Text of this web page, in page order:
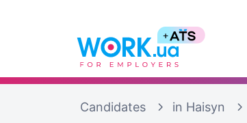
Candidates in Haisyn